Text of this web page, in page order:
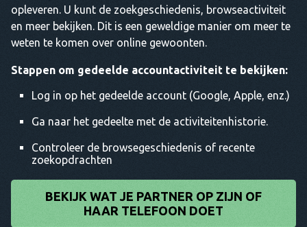
opleveren. U kunt de zoekgeschiedenis, browseactiviteit
en meer bekijken. Dit is een geweldige manier om meer te
weten te komen over online gewoonten.
Stappen om gedeelde accountactiviteit te bekijken:
Log in op het gedeelde account (Google, Apple, enz.)
Ga naar het gedeelte met de activiteitenhistorie.
Controleer de browsegeschiedenis of recente
zoekopdrachten
BEKIJK WAT JE PARTNER OP ZIJN OF
HAAR TELEFOON DOET